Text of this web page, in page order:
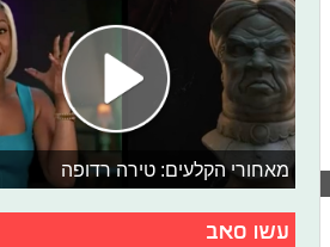
מאחורי הקלעים: טירה רדופה
עשו סאב